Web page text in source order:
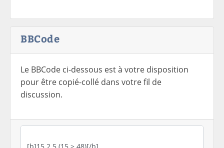
BBCode
Le BBCode ci-dessous est à votre disposition
pour être copié-collé dans votre fil de
discussion.